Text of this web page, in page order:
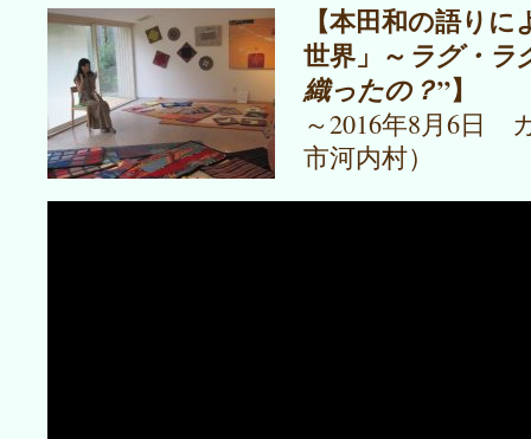
【本田和の語り
世界」～ ラグ・ラ
織ったの？”】
～2016年8月6日
市河内村）